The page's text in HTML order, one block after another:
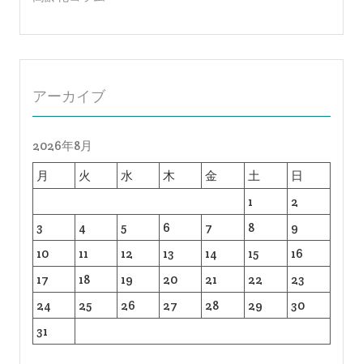
アーカイブ
2026年8月
月
火 水 木 金 土
日
1
2
3
4 5 6 7 8
9
10
11 12 13 14 15
16
17
18 19 20 21 22
23
24
25 26 27 28 29
30
31